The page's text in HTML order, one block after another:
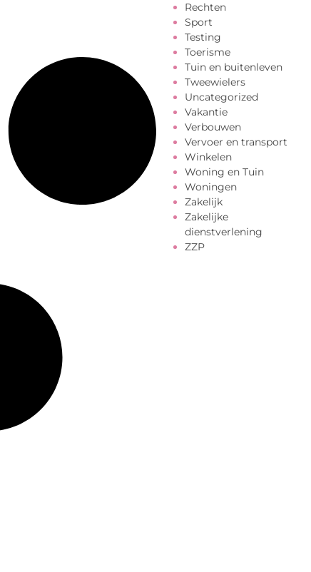
Rechten
Sport
Testing
Toerisme
Tuin en buitenleven
Tweewielers
Uncategorized
Vakantie
Verbouwen
Vervoer en transport
Winkelen
Woning en Tuin
Woningen
Zakelijk
Zakelijke
dienstverlening
ZZP